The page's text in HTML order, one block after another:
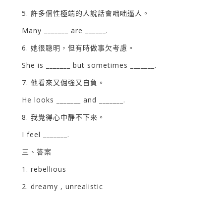
5. 許多個性極端的人說話會咄咄逼人。
Many _______ are ______.
6. 她很聰明，但有時做事欠考慮。
She is _______ but sometimes _______.
7. 他看來又倔強又自負。
He looks _______ and _______.
8. 我覺得心中靜不下來。
I feel _______.
三、答案
1. rebellious
2. dreamy , unrealistic